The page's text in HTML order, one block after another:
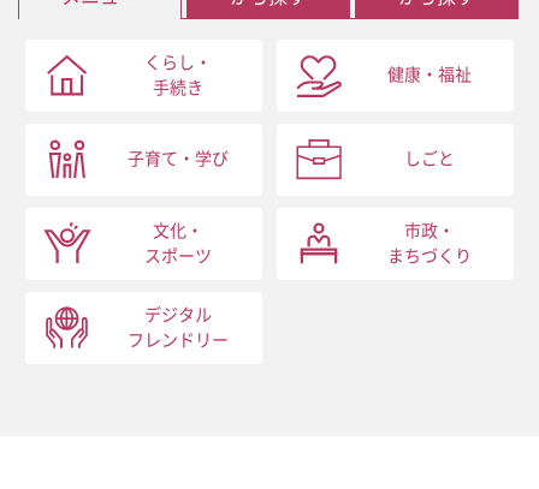
くらし・
手続き
健康・福祉
子育て・学び しごと
文化・
スポーツ
市政・
まちづくり
デジタル
フレンドリー